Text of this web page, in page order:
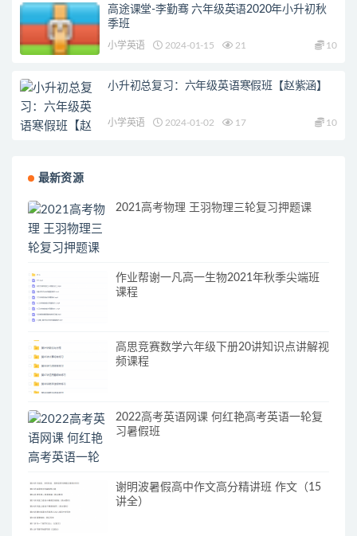
高途课堂-李勤骞 六年级英语2020年小升初秋
季班
小学英语 2024-01-15 21 10
小升初总复习：六年级英语寒假班【赵紫涵】
小学英语 2024-01-02 17 10
最新资源
2021高考物理 王羽物理三轮复习押题课
作业帮谢一凡高一生物2021年秋季尖端班
课程
高思竞赛数学六年级下册20讲知识点讲解视
频课程
2022高考英语网课 何红艳高考英语一轮复
习暑假班
谢明波暑假高中作文高分精讲班 作文（15
讲全）